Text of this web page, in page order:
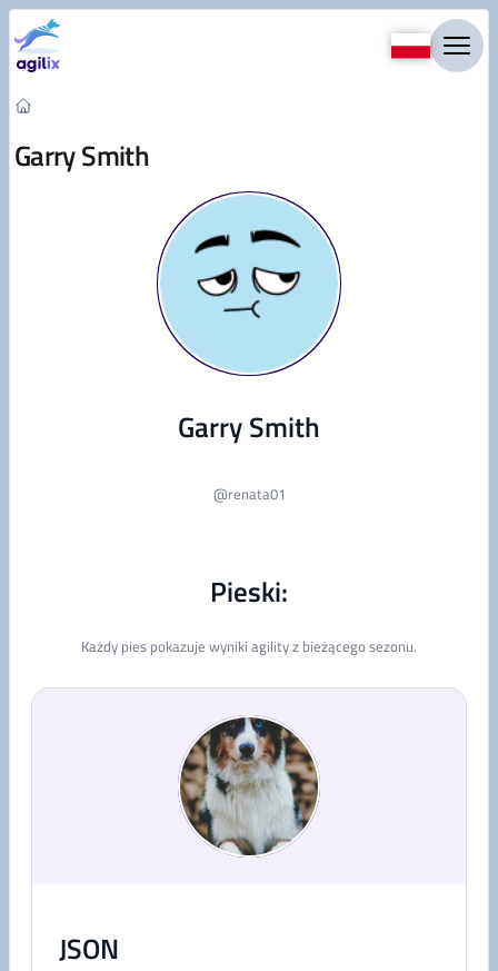
Przejdź do treści
Garry Smith
Garry Smith
@renata01
Pieski:
Każdy pies pokazuje wyniki agility z bieżącego sezonu.
JSON